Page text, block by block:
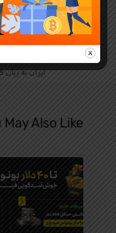
ال
ایران به زبان
May Also Like